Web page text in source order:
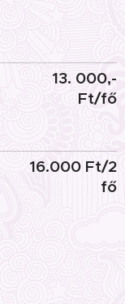
13. 000,-
Ft/fő
16.000 Ft/2
fő